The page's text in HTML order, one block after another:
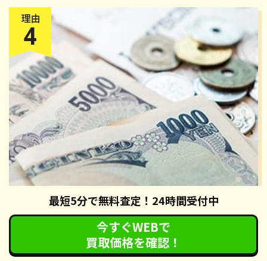
還付金が受け取れる
カーネクストの廃車手続きでは、自動車税の還付手続きも無
料で対応させていただいております。手続き完了後、約2ヶ
最短5分で無料査定！24時間受付中
今すぐWEBで
買取価格を確認！